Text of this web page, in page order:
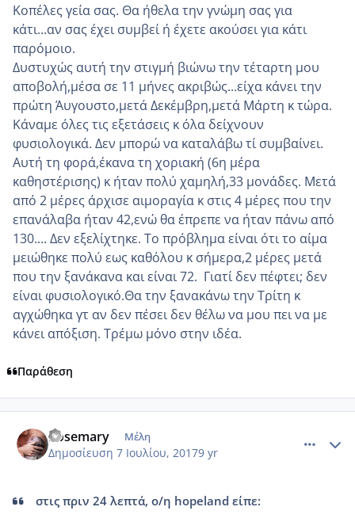
Κοπέλες γεία σας. Θα ήθελα την γνώμη σας για
κάτι...αν σας έχει συμβεί ή έχετε ακούσει για κάτι
παρόμοιο.
Δυστυχώς αυτή την στιγμή βιώνω την τέταρτη μου
αποβολή,μέσα σε 11 μήνες ακριβώς...είχα κάνει την
πρώτη Άυγουστο,μετά Δεκέμβρη,μετά Μάρτη κ τώρα.
Κάναμε όλες τις εξετάσεις κ όλα δείχνουν
φυσιολογικά. Δεν μπορώ να καταλάβω τί συμβαίνει.
Αυτή τη φορά,έκανα τη χοριακή (6η μέρα
καθηστέρισης) κ ήταν πολύ χαμηλή,33 μονάδες. Μετά
από 2 μέρες άρχισε αιμοραγία κ στις 4 μέρες που την
επανάλαβα ήταν 42,ενώ θα έπρεπε να ήταν πάνω από
130.... Δεν εξελίχτηκε. Το πρόβλημα είναι ότι το αίμα
μειώθηκε πολύ εως καθόλου κ σήμερα,2 μέρες μετά
που την ξανάκανα και είναι 72. Γιατί δεν πέφτει; δεν
είναι φυσιολογικό.Θα την ξανακάνω την Τρίτη κ
αγχώθηκα γτ αν δεν πέσει δεν θέλω να μου πει να με
κάνει απόξιση. Τρέμω μόνο στην ιδέα.
Παράθεση
Rosemary Μέλη
Δημοσίευση 7 Ιουλίου, 20179 yr
στις πριν 24 λεπτά, ο/η hopeland είπε: